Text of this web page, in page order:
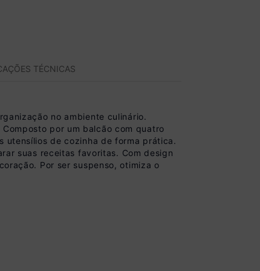
TÉCNICAS
no ambiente culinário.
por um balcão com quatro
utensílios de cozinha de forma prática.
suas receitas favoritas. Com design
Por ser suspenso, otimiza o